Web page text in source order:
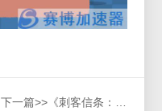
下一篇>>《刺客信条：幻景》即将上线，游戏加速器确保Epic喜加一压轴大作下载无忧！